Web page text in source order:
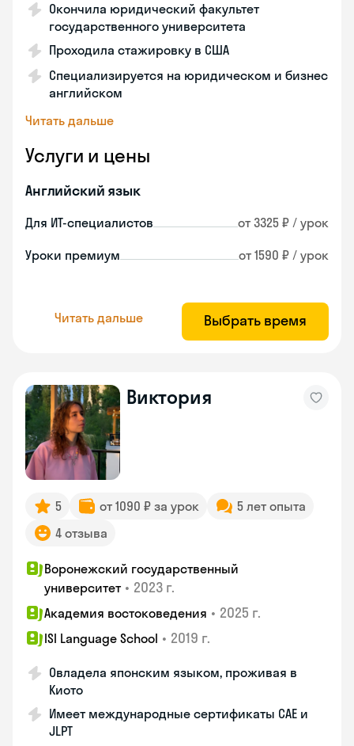
Окончила юридический факультет
государственного университета
Проходила стажировку в США
Специализируется на юридическом и бизнес
английском
Читать дальше
Услуги и цены
Английский язык
Для ИТ-специалистов от 3325 ₽ / урок
Уроки премиум от 1590 ₽ / урок
Читать дальше Выбрать время
Виктория
5 от 1090 ₽ за урок
5 лет опыта
4 отзыва
Воронежский государственный
университет • 2023 г.
Академия востоковедения • 2025 г.
ISI Language School • 2019 г.
Овладела японским языком, проживая в
Киото
Имеет международные сертификаты CAE и
JLPT